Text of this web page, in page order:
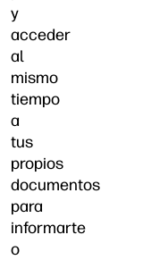
y
acceder
al
mismo
tiempo
a
tus
propios
documentos
para
informarte
o